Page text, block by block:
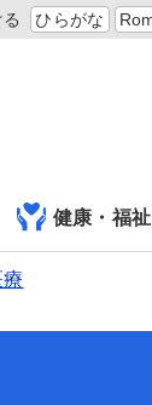
ひらがな
健康・福祉
療